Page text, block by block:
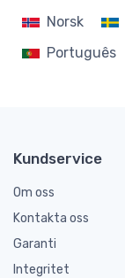
Norsk
Português
Kundservice
Om oss
Kontakta oss
Garanti
Integritet